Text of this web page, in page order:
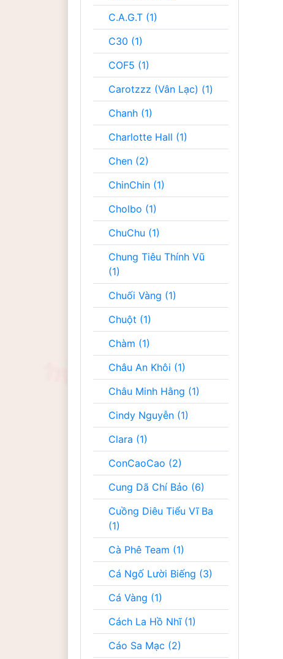
C.A.G.T (1)
C30 (1)
COF5 (1)
Carotzzz (Vân Lạc) (1)
Chanh (1)
Charlotte Hall (1)
Chen (2)
ChinChin (1)
Cholbo (1)
ChuChu (1)
Chung Tiêu Thính Vũ
(1)
Chuối Vàng (1)
Chuột (1)
Chàm (1)
Châu An Khôi (1)
Châu Minh Hằng (1)
Cindy Nguyễn (1)
Clara (1)
ConCaoCao (2)
Cung Dã Chí Bảo (6)
Cuồng Diêu Tiểu Vĩ Ba
(1)
Cà Phê Team (1)
Cá Ngố Lười Biếng (3)
Cá Vàng (1)
Cách La Hồ Nhĩ (1)
Cáo Sa Mạc (2)